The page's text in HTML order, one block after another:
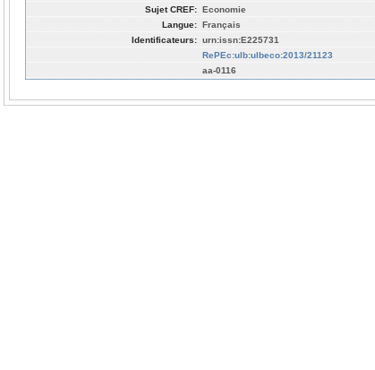
Sujet CREF: Economie
Langue: Français
Identificateurs: urn:issn:E225731
RePEc:ulb:ulbeco:2013/21123
aa-0116